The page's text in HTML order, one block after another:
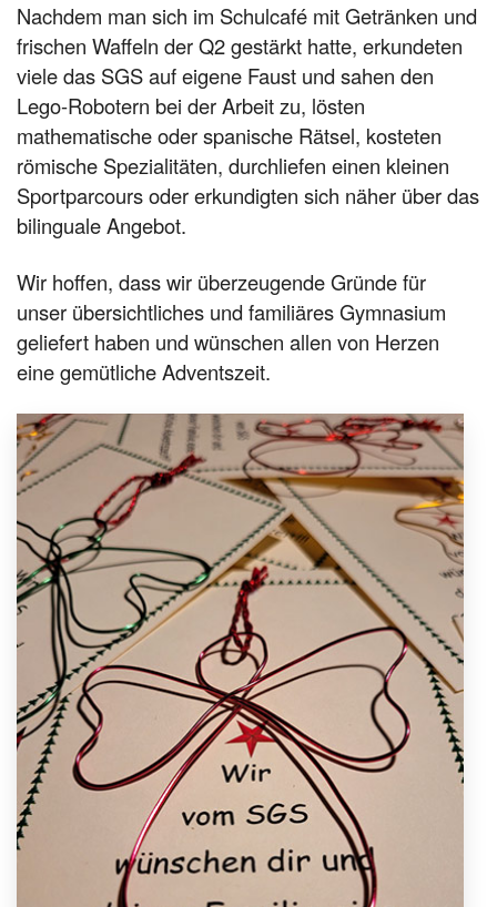
Nachdem man sich im Schulcafé mit Getränken und
frischen Waffeln der Q2 gestärkt hatte, erkundeten
viele das SGS auf eigene Faust und sahen den
Lego-Robotern bei der Arbeit zu, lösten
mathematische oder spanische Rätsel, kosteten
römische Spezialitäten, durchliefen einen kleinen
Sportparcours oder erkundigten sich näher über das
bilinguale Angebot.
Wir hoffen, dass wir überzeugende Gründe für
unser übersichtliches und familiäres Gymnasium
geliefert haben und wünschen allen von Herzen
eine gemütliche Adventszeit.